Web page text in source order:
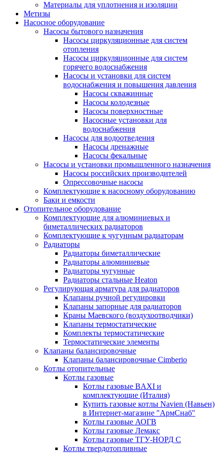
Материалы для уплотнения и изоляции
Метизы
Насосное оборудование
Насосы бытового назначения
Насосы циркуляционные для систем
отопления
Насосы циркуляционные для систем
горячего водоснабжения
Насосы и установки для систем
водоснабжения и повышения давления
Насосы скважинные
Насосы колодезные
Насосы поверхностные
Насосные установки для
водоснабжения
Насосы для водоотведения
Насосы дренажные
Насосы фекальные
Насосы и установки промышленного назначения
Насосы российских производителей
Опрессовочные насосы
Комплектующие к насосному оборудованию
Баки и емкости
Отопительное оборудование
Комплектующие для алюминиевых и
биметаллических радиаторов
Комплектующие к чугунным радиаторам
Радиаторы
Радиаторы биметаллические
Радиаторы алюминиевые
Радиаторы чугунные
Радиаторы стальные Heaton
Регулирующая арматура для радиаторов
Клапаны ручной регулировки
Клапаны запорные для радиаторов
Краны Маевского (воздухоотводчики)
Клапаны термостатические
Комплекты термостатические
Термостатические элементы
Клапаны балансировочные
Клапаны балансировочные Cimberio
Котлы отопительные
Котлы газовые
Котлы газовые BAXI и
комплектующие (Италия)
Купить газовые котлы Navien (Навьен)
в Интернет-магазине "АрмСнаб"
Котлы газовые АОГВ
Котлы газовые Лемакс
Котлы газовые ТГУ-НОРД С
Котлы твердотопливные